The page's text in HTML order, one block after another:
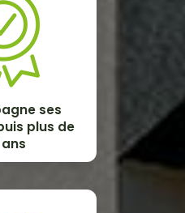
ses
plus de